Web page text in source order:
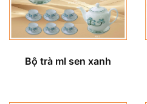
Bộ trà ml sen xanh